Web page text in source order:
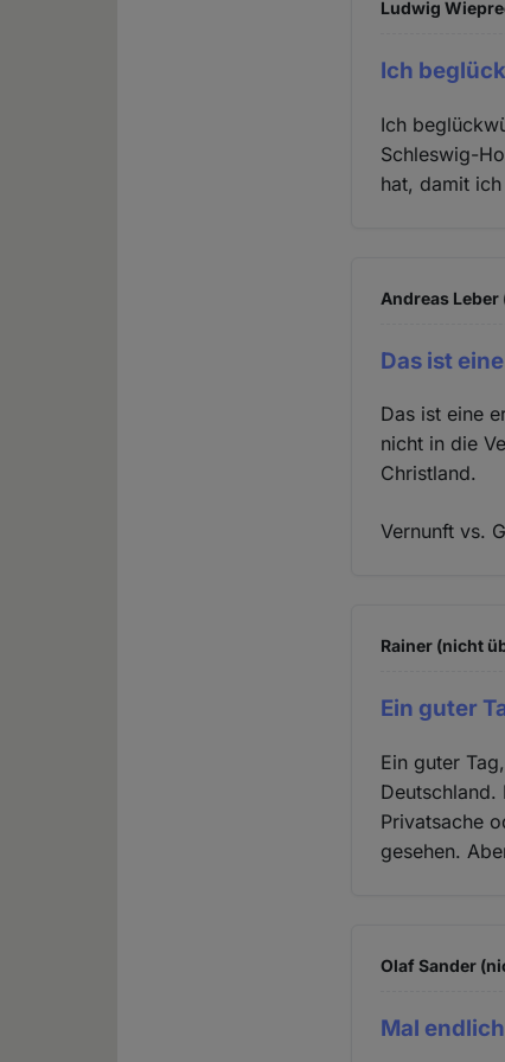
Ludwig
Ich
Ich
Schleswig-
hat, damit
Andreas
Das ist
Das ist eine
nicht in die
Christland.
Vernunft vs.
Rainer (nicht
Ein guter
Ein guter
Deutschland.
Privatsache
gesehen.
Olaf Sander
Mal